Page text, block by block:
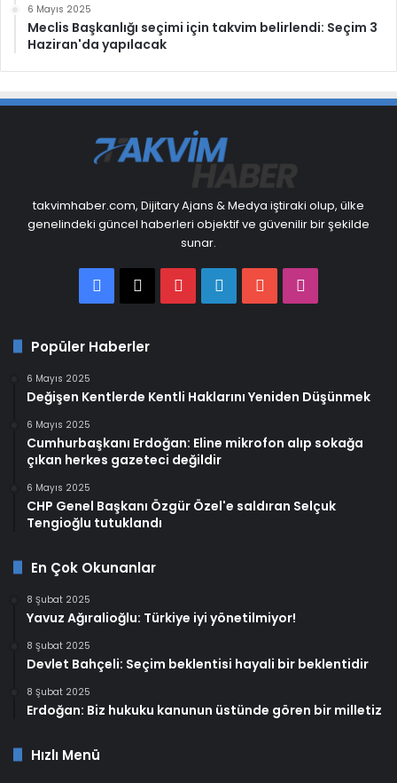
6 Mayıs 2025
Meclis Başkanlığı seçimi için takvim belirlendi: Seçim 3
Haziran'da yapılacak
takvimhaber.com, Dijitary Ajans & Medya iştiraki olup, ülke
genelindeki güncel haberleri objektif ve güvenilir bir şekilde
sunar.
Facebook
X PinterestLinkedInYouTube
Popüler Haberler
6 Mayıs 2025
Değişen Kentlerde Kentli Haklarını Yeniden Düşünmek
6 Mayıs 2025
Cumhurbaşkanı Erdoğan: Eline mikrofon alıp sokağa
çıkan herkes gazeteci değildir
6 Mayıs 2025
CHP Genel Başkanı Özgür Özel'e saldıran Selçuk
Tengioğlu tutuklandı
En Çok Okunanlar
8 Şubat 2025
Yavuz Ağıralioğlu: Türkiye iyi yönetilmiyor!
8 Şubat 2025
Devlet Bahçeli: Seçim beklentisi hayali bir beklentidir
8 Şubat 2025
Erdoğan: Biz hukuku kanunun üstünde gören bir milletiz
Hızlı Menü